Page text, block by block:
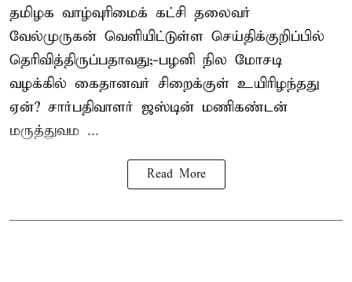
தமிழக வாழ்வுரிமைக் கட்சி தலைவர்
வேல்முருகன் வெளியிட்டுள்ள செய்திக்குறிப்பில்
தெரிவித்திருப்பதாவது;-பழனி நில மோசடி
வழக்கில் கைதானவர் சிறைக்குள் உயிரிழந்தது
ஏன்? சார்பதிவாளர் ஜஸ்டின் மணிகண்டன்
மருத்துவம ...
Read More